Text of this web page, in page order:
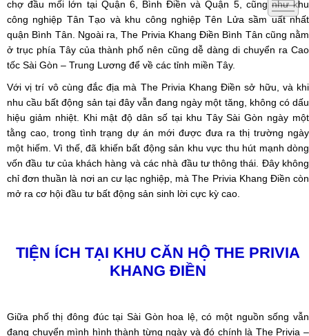
chợ đầu mối lớn tại Quận 6, Bình Điền và Quận 5, cũng như khu
công nghiệp Tân Tạo và khu công nghiệp Tên Lửa sầm uất nhất
quận Bình Tân. Ngoài ra, The Privia Khang Điền Bình Tân cũng nằm
ở trục phía Tây của thành phố nên cũng dễ dàng di chuyển ra Cao
tốc Sài Gòn – Trung Lương để về các tỉnh miền Tây.
Với vị trí vô cùng đắc địa mà The Privia Khang Điền sở hữu, và khi
nhu cầu bất động sản tại đây vẫn đang ngày một tăng, không có dấu
hiệu giảm nhiệt. Khi mật độ dân số tại khu Tây Sài Gòn ngày một
tằng cao, trong tình trạng dự án mới được đưa ra thị trường ngày
một hiếm. Vì thế, đã khiến bất động sản khu vực thu hút mạnh dòng
vốn đầu tư của khách hàng và các nhà đầu tư thông thái. Đây không
chỉ đơn thuần là nơi an cư lạc nghiệp, mà The Privia Khang Điền còn
mở ra cơ hội đầu tư bất động sản sinh lời cực kỳ cao.
TIỆN ÍCH TẠI KHU CĂN HỘ THE PRIVIA
KHANG ĐIỀN
Giữa phố thị đông đúc tại Sài Gòn hoa lệ, có một nguồn sống vẫn
đang chuyển mình hình thành từng ngày và đó chính là The Privia –